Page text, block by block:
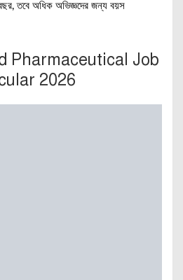
তবে অধিক অভিজ্ঞদের জন্য বয়স
Pharmaceutical Job
2026